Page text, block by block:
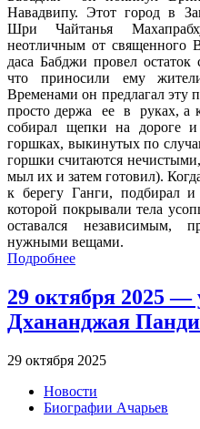
Навадвипу. Этот город в
Шри Чайтанья
неотличным от священного
даса Бабджи провел
что приносили ему
Временами он предлагал эту
просто держа ее в руках, а
собирал щепки на дороге
горшках, выкинутых по
горшки считаются
мыл их и затем готовил).
к берегу Ганги, подбирал
которой покрывали тела
оставался независимым,
нужными вещами.
Подробнее
29 октября 2025
Дхананджая
29 октября 2025
Новости
Биографии Ачарьев